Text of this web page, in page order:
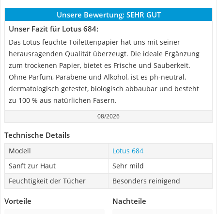
Unsere Bewertung: SEHR GUT
Unser Fazit für Lotus 684:
Das Lotus feuchte Toilettenpapier hat uns mit seiner
herausragenden Qualität überzeugt. Die ideale Ergänzung
zum trockenen Papier, bietet es Frische und Sauberkeit.
Ohne Parfüm, Parabene und Alkohol, ist es ph-neutral,
dermatologisch getestet, biologisch abbaubar und besteht
zu 100 % aus natürlichen Fasern.
08/2026
Technische Details
Modell
Lotus 684
Sanft zur Haut
Sehr mild
Feuchtigkeit der Tücher
Besonders reinigend
Vorteile Nachteile